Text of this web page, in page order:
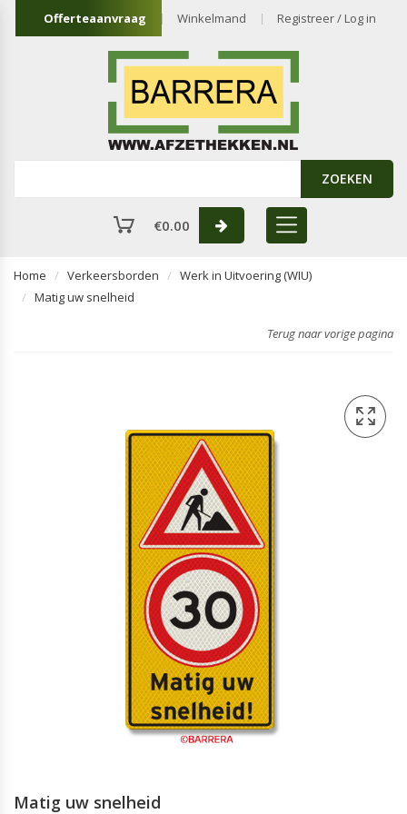
Offerteaanvraag Winkelmand Registreer / Log in
ZOEKEN
€0.00
Home Verkeersborden
Werk in Uitvoering (WIU)
Matig uw snelheid
Terug naar vorige pagina
Matig uw snelheid